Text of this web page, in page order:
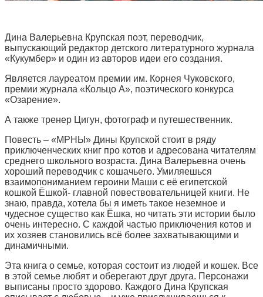
Дина Валерьевна Крупская поэт, переводчик,
выпускающий редактор детского литературного журнала
«Кукумбер» и один из авторов идеи его создания.
Является лауреатом премии им. Корнея Чуковского,
премии журнала «Кольцо А», поэтического конкурса
«Озарение».
А также тренер Цигун, фотограф и путешественник.
Повесть – «МРНЫ» Дины Крупской стоит в ряду
приключенческих книг про котов и адресована читателям
среднего школьного возраста. Дина Валерьевна очень
хороший переводчик с кошачьего. Умиляешься
взаимопониманием героини Маши с её египетской
кошкой Ёшкой- главной повествовательницей книги. Не
знаю, правда, хотела бы я иметь такое неземное и
чудесное существо как Ёшка, но читать эти истории было
очень интересно. С каждой частью приключения котов и
их хозяев становились всё более захватывающими и
динамичными.
Эта книга о семье, которая состоит из людей и кошек. Все
в этой семье любят и оберегают друг друга. Персонажи
выписаны просто здорово. Каждого Дина Крупская